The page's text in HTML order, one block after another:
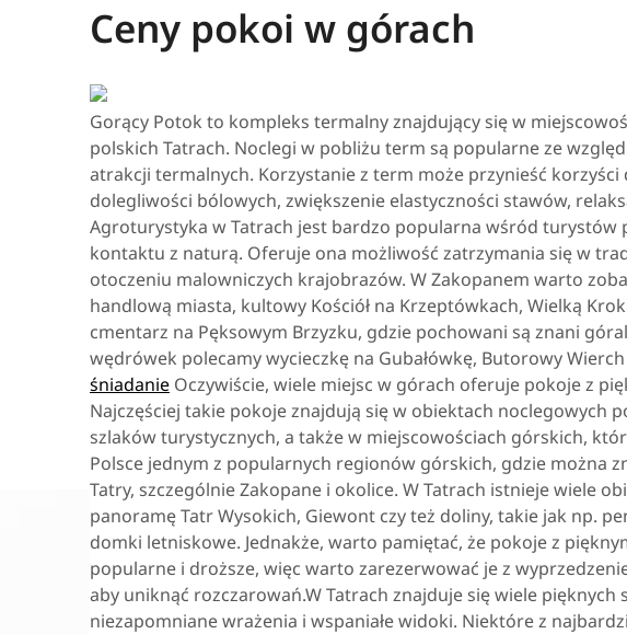
Ceny pokoi w górach
Gorący Potok to kompleks termalny znajdujący się w
polskich Tatrach. Noclegi w pobliżu term są popularne ze
atrakcji termalnych. Korzystanie z term może przynieść korzyści
dolegliwości bólowych, zwiększenie elastyczności stawów,
Agroturystyka w Tatrach jest bardzo popularna wśród turystów
kontaktu z naturą. Oferuje ona możliwość zatrzymania się w
otoczeniu malowniczych krajobrazów. W Zakopanem warto
handlową miasta, kultowy Kościół na Krzeptówkach, Wielką
cmentarz na Pęksowym Brzyzku, gdzie pochowani są znani
wędrówek polecamy wycieczkę na Gubałówkę, Butorowy
śniadanie Oczywiście, wiele miejsc w górach oferuje pokoje z
Najczęściej takie pokoje znajdują się w obiektach noclegowych
szlaków turystycznych, a także w miejscowościach górskich,
Polsce jednym z popularnych regionów górskich, gdzie można
Tatry, szczególnie Zakopane i okolice. W Tatrach istnieje wiele
panoramę Tatr Wysokich, Giewont czy też doliny, takie jak np.
domki letniskowe. Jednakże, warto pamiętać, że pokoje z
popularne i droższe, więc warto zarezerwować je z
aby uniknąć rozczarowań.W Tatrach znajduje się wiele
niezapomniane wrażenia i wspaniałe widoki. Niektóre z